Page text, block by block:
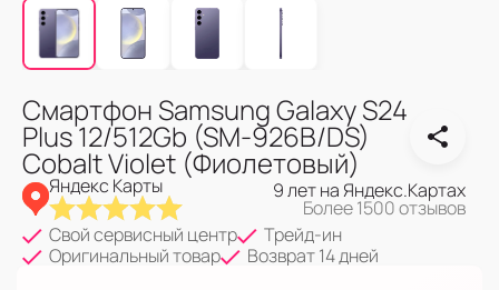
Смартфон Samsung Galaxy S24
Plus 12/512Gb (SM-926B/DS)
Cobalt Violet (Фиолетовый)
Яндекс Карты 9 лет на Яндекс.Картах
Более 1500 отзывов
Свой сервисный центр
Трейд-ин
Оригинальный товар
Возврат 14 дней